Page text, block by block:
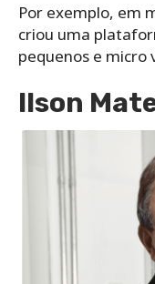
Por exemplo, em
criou uma
pequenos e micro
Ilson